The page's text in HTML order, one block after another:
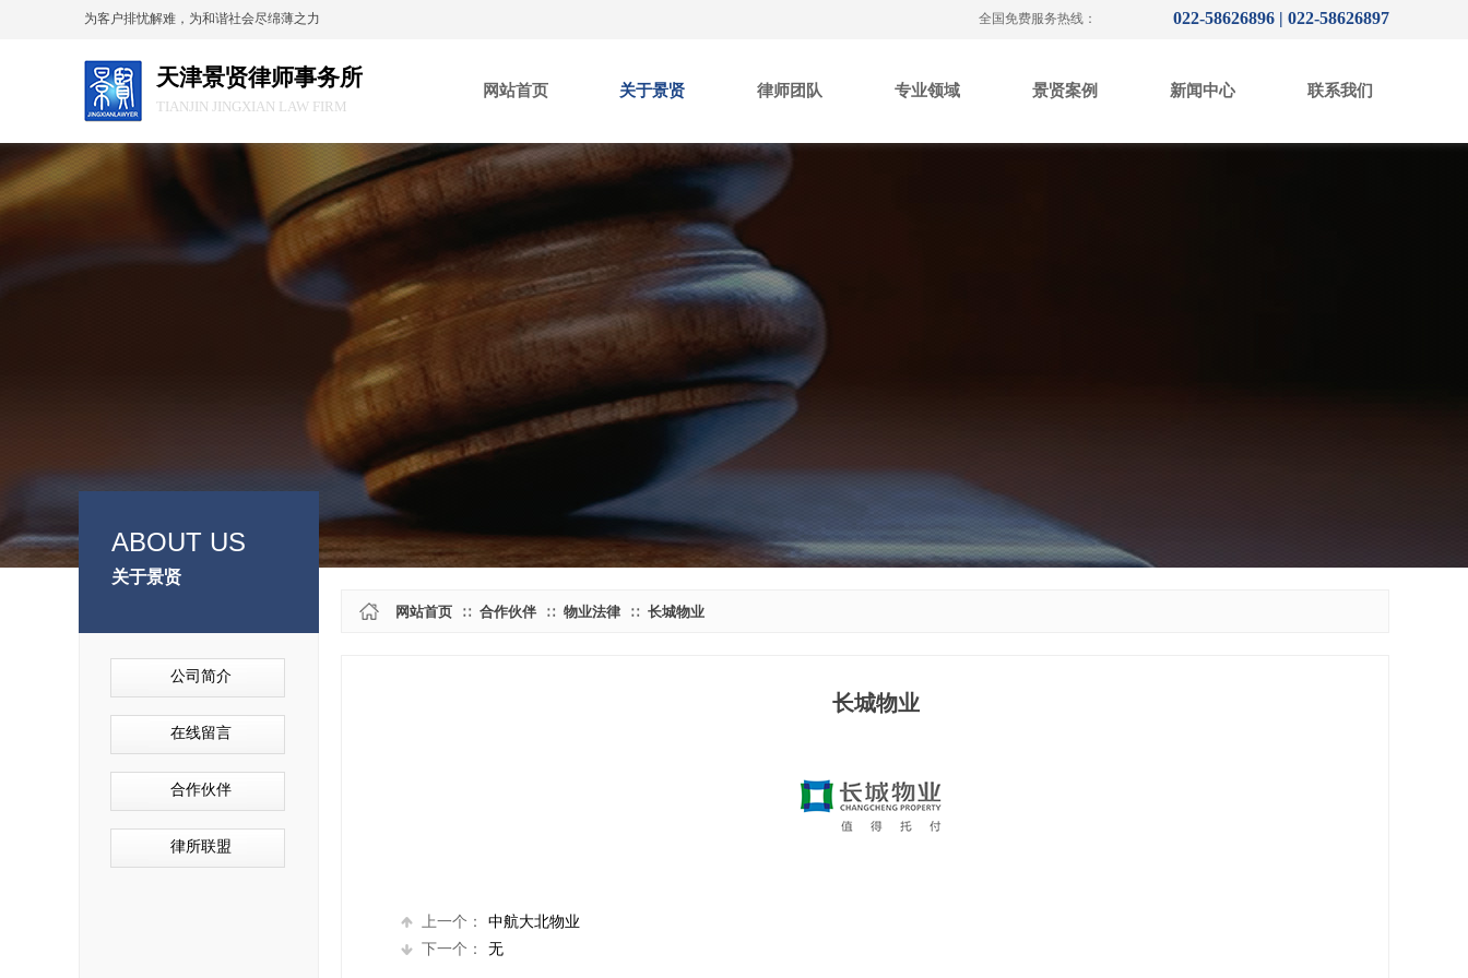
022-58626896 | 022-58626897
全国免费服务热线：
为客户排忧解难，为和谐社会尽绵薄之力
天津景贤律师事务所
TIANJIN JINGXIAN LAW FIRM
网站首页 关于景贤 律师团队 专业领域 景贤案例 新闻中心 联系我们
关于景贤
ABOUT US
网站首页 ∷ 合作伙伴 ∷ 物业法律 ∷ 长城物业
公司简介
在线留言
合作伙伴
律所联盟
长城物业
上一个：
中航大北物业
下一个：
无